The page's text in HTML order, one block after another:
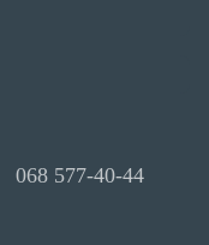
068 577-40-44